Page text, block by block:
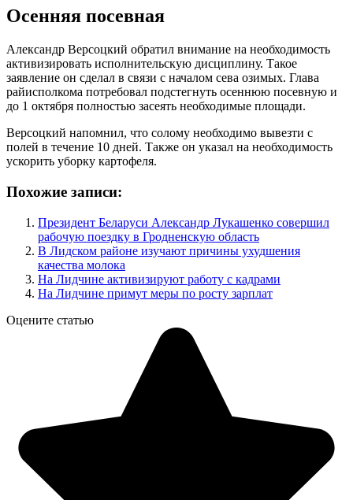
Осенняя посевная
Александр Версоцкий обратил внимание на необходимость
активизировать исполнительскую дисциплину. Такое
заявление он сделал в связи с началом сева озимых. Глава
райисполкома потребовал подстегнуть осеннюю посевную и
до 1 октября полностью засеять необходимые площади.
Версоцкий напомнил, что солому необходимо вывезти с
полей в течение 10 дней. Также он указал на необходимость
ускорить уборку картофеля.
Похожие записи:
Президент Беларуси Александр Лукашенко совершил
рабочую поездку в Гродненскую область
В Лидском районе изучают причины ухудшения
качества молока
На Лидчине активизируют работу с кадрами
На Лидчине примут меры по росту зарплат
Оцените статью